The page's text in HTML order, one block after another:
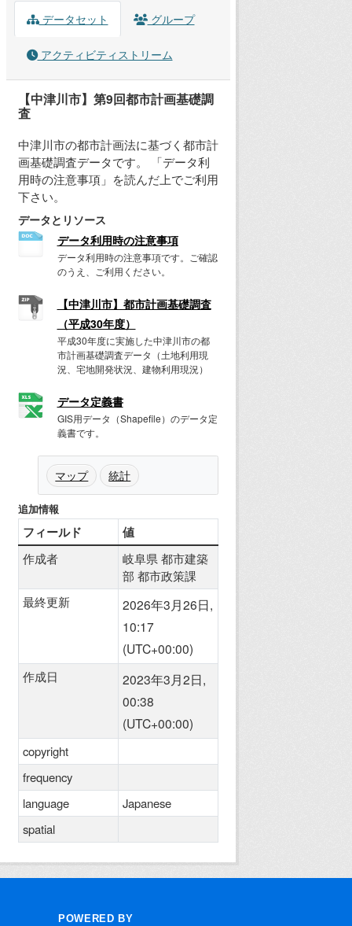
データセット グループ
アクティビティストリーム
【中津川市】第9回都市計画基礎調
査
中津川市の都市計画法に基づく都市計
画基礎調査データです。 「データ利
用時の注意事項」を読んだ上でご利用
下さい。
データとリソース
データ利用時の注意事項
データ利用時の注意事項です。ご確認
のうえ、ご利用ください。
【中津川市】都市計画基礎調査
（平成30年度）
平成30年度に実施した中津川市の都
市計画基礎調査データ（土地利用現
況、宅地開発状況、建物利用現況）
データ定義書
GIS用データ（Shapefile）のデータ定
義書です。
マップ 統計
追加情報
フィールド 値
作成者
岐阜県 都市建築
部 都市政策課
最終更新
2026年3月26日,
10:17
(UTC+00:00)
作成日
2023年3月2日,
00:38
(UTC+00:00)
copyright
frequency
language
Japanese
spatial
POWERED BY